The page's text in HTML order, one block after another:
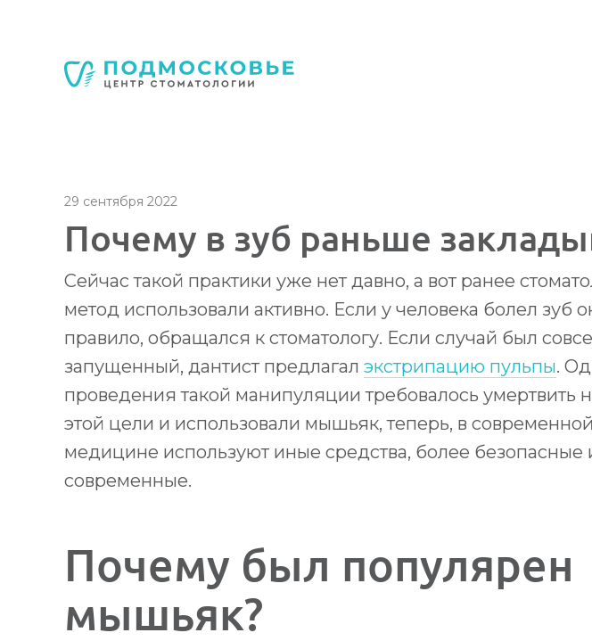
+7 4852 74-45-45 mail@mc-podmoskovie.ru
29 сентября 2022
Почему в зуб раньше
Стоматология Подмосковье
150040 , Россия,Ярославская область , Ярославль ,ул.
+7 4852 74-45-45 mail@mc-podmoskovie.ru
Стоматология Подмосковье
150040 , Россия,Ярославская область , Ярославль ,ул.
+7 4852 74-45-45 mail@mc-podmoskovie.ru
Сейчас такой практики уже нет давно, а вот ранее
метод использовали активно. Если у человека болел зуб
правило, обращался к стоматологу. Если случай был
запущенный, дантист предлагал экстрипацию пульпы.
проведения такой манипуляции требовалось умертвить
этой цели и использовали мышьяк, теперь, в современной
медицине используют иные средства, более безопасные
современные.
Почему был популярен
мышьяк?